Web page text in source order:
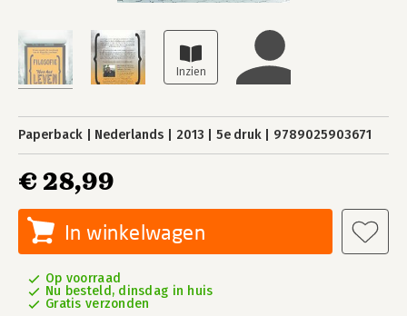
Paperback Nederlands 2013 5e druk 9789025903671
€ 28,99
In winkelwagen
Op voorraad
Nu besteld, dinsdag in huis
Gratis verzonden